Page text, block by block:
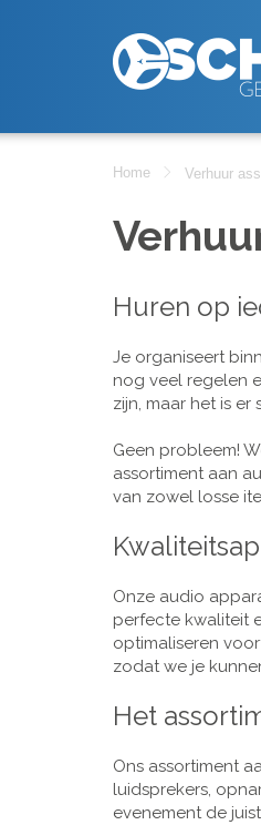
Home Verhuur
Huren op
Je organiseert
nog veel regelen
zijn, maar het is
Geen probleem!
assortiment aan
van zowel losse
Onze audio
perfecte kwaliteit
optimaliseren
zodat we je
Het
Ons assortiment
luidsprekers,
evenement de